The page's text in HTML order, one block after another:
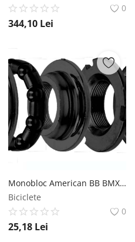
0
344,10 Lei
Monobloc American BB BMX 68mm 5 16 RMS
Biciclete
0
25,18 Lei